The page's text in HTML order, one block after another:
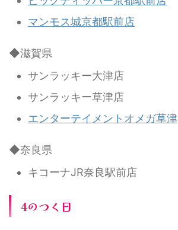
マンモス城京都駅前店
◆滋賀県
サンラッキー大津店
サンラッキー草津店
エンターテイメントオメガ草津
◆奈良県
キコーナJR奈良駅前店
4のつく日